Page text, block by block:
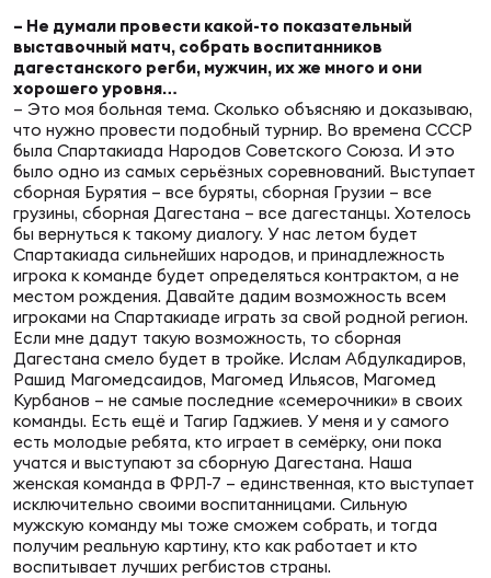
Зал
– Не думали провести какой-то показательный
выставочный матч, собрать воспитанников
дагестанского регби, мужчин, их же много и они
хорошего уровня…
– Это моя больная тема. Сколько объясняю и доказываю,
что нужно провести подобный турнир. Во времена СССР
была Спартакиада Народов Советского Союза. И это
было одно из самых серьёзных соревнований. Выступает
сборная Бурятия – все буряты, сборная Грузии – все
грузины, сборная Дагестана – все дагестанцы. Хотелось
бы вернуться к такому диалогу. У нас летом будет
Спартакиада сильнейших народов, и принадлежность
игрока к команде будет определяться контрактом, а не
местом рождения. Давайте дадим возможность всем
игроками на Спартакиаде играть за свой родной регион.
Если мне дадут такую возможность, то сборная
Дагестана смело будет в тройке. Ислам Абдулкадиров,
Рашид Магомедсаидов, Магомед Ильясов, Магомед
Курбанов – не самые последние «семерочники» в своих
команды. Есть ещё и Тагир Гаджиев. У меня и у самого
есть молодые ребята, кто играет в семёрку, они пока
учатся и выступают за сборную Дагестана. Наша
женская команда в ФРЛ-7 – единственная, кто выступает
исключительно своими воспитанницами. Сильную
мужскую команду мы тоже сможем собрать, и тогда
получим реальную картину, кто как работает и кто
воспитывает лучших регбистов страны.